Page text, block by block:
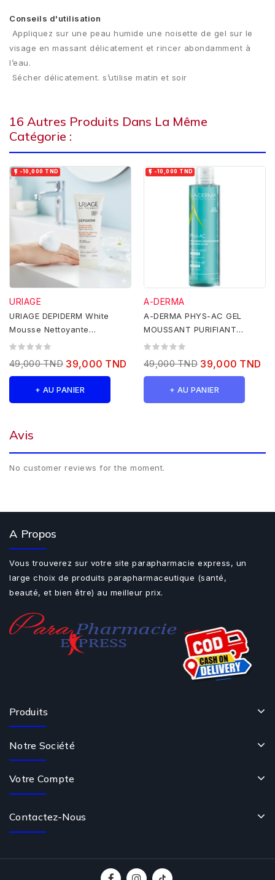
Conseils d'utilisation
Appliquez sur une peau humide une noisette de gel sur le
visage en massant délicatement et rincer abondamment à
l’eau.
Sécher délicatement. s’utilise matin et soir
16 Autres Produits Dans La Même
Catégorie :
 -10,000 TND
URIAGE
URIAGE DEPIDERM White
Mousse Nettoyante
Eclaircissante 100ML
49,000 TND 39,000 TND
+ AU PANIER
 -10,000 TND
A-DERMA
A-DERMA PHYS-AC GEL
MOUSSANT PURIFIANT
200ML
49,000 TND 39,000 TND
+ AU PANIER
Avis
No customer reviews for the moment.
A Propos
Vous trouverez sur votre site parapharmacie express, un
large choix de produits parapharmaceutique (santé,
beauté, et bien être) au meilleur prix.
Produits
Notre Société
Votre Compte
Contactez-Nous